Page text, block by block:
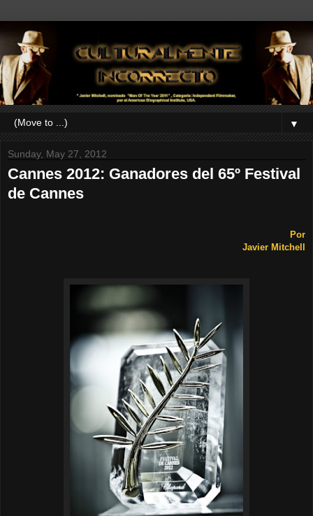
▼
Sunday, May 27, 2012
Cannes 2012: Ganadores del 65º Festival
de Cannes
Por
Javier Mitchell